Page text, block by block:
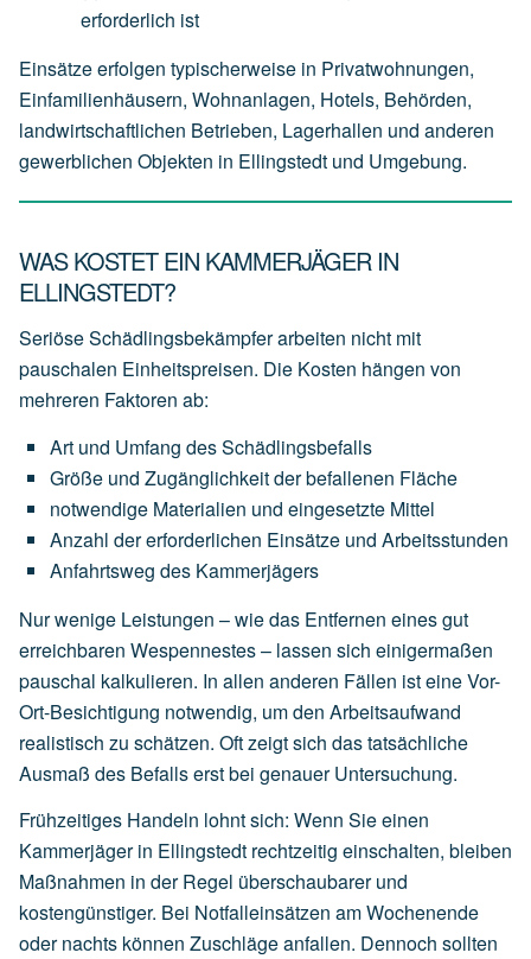
erforderlich ist
Einsätze erfolgen typischerweise in Privatwohnungen,
Einfamilienhäusern, Wohnanlagen, Hotels, Behörden,
landwirtschaftlichen Betrieben, Lagerhallen und anderen
gewerblichen Objekten in Ellingstedt und Umgebung.
WAS KOSTET EIN KAMMERJÄGER IN
ELLINGSTEDT?
Seriöse Schädlingsbekämpfer arbeiten nicht mit
pauschalen Einheitspreisen. Die Kosten hängen von
mehreren Faktoren ab:
Art und Umfang desSchädlingsbefalls
Größe und Zugänglichkeitderbefallenen Fläche
notwendige Materialien und eingesetzte Mittel
Anzahl dererforderlichen Einsätze und Arbeitsstunden
Anfahrtsweg des Kammerjägers
Nur wenige Leistungen – wie das Entfernen eines gut
erreichbaren Wespennestes – lassen sich einigermaßen
pauschal kalkulieren. In allen anderen Fällen ist eine Vor-
Ort-Besichtigung notwendig, um den Arbeitsaufwand
realistisch zu schätzen. Oft zeigt sich das tatsächliche
Ausmaß des Befalls erst bei genauer Untersuchung.
Frühzeitiges Handeln lohnt sich: Wenn Sie einen
Kammerjäger in Ellingstedt rechtzeitig einschalten, bleiben
Maßnahmen in der Regel überschaubarer und
kostengünstiger. Bei Notfalleinsätzen am Wochenende
oder nachts können Zuschläge anfallen. Dennoch sollten